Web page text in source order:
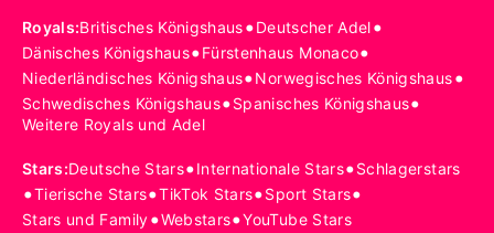
Royals:Britisches Königshaus•Deutscher Adel•
Dänisches Königshaus•Fürstenhaus Monaco•
Niederländisches Königshaus•Norwegisches Königshaus•
Schwedisches Königshaus•Spanisches Königshaus•
Weitere Royals und Adel
Stars:Deutsche Stars•Internationale Stars•Schlagerstars
•Tierische Stars•TikTok Stars•Sport Stars•
Stars und Family•Webstars•YouTube Stars